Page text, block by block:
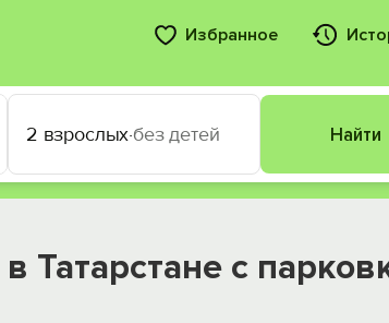
Избранное
2 взрослых·без детей Найти
Татарстане с